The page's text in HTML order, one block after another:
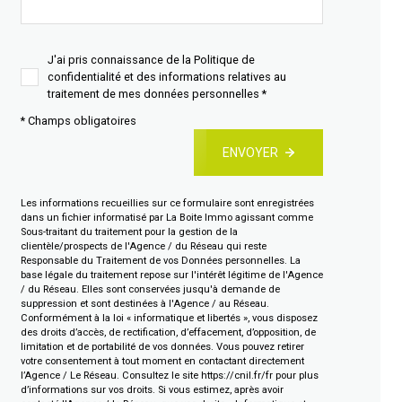
J'ai pris connaissance de la Politique de
confidentialité et des informations relatives au
traitement de mes données personnelles *
* Champs obligatoires
ENVOYER
Les informations recueillies sur ce formulaire sont enregistrées
dans un fichier informatisé par La Boite Immo agissant comme
Sous-traitant du traitement pour la gestion de la
clientèle/prospects de l'Agence / du Réseau qui reste
Responsable du Traitement de vos Données personnelles. La
base légale du traitement repose sur l'intérêt légitime de l'Agence
/ du Réseau. Elles sont conservées jusqu'à demande de
suppression et sont destinées à l'Agence / au Réseau.
Conformément à la loi « informatique et libertés », vous disposez
des droits d’accès, de rectification, d’effacement, d’opposition, de
limitation et de portabilité de vos données. Vous pouvez retirer
votre consentement à tout moment en contactant directement
l’Agence / Le Réseau. Consultez le site https://cnil.fr/frpour plus
d’informations sur vos droits. Si vous estimez, après avoir